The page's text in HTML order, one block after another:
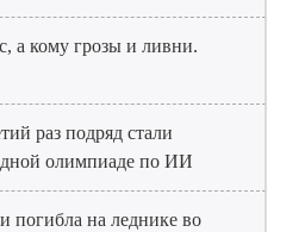
а кому грозы и ливни.
раз подряд стали
олимпиаде по ИИ
погибла на леднике во